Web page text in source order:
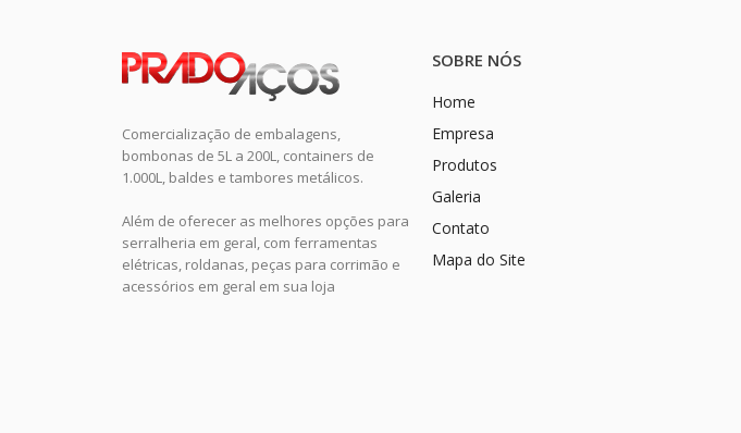
Comercialização de embalagens,
bombonas de 5L a 200L, containers de
1.000L, baldes e tambores metálicos.
Além de oferecer as melhores opções para
serralheria em geral, com ferramentas
elétricas, roldanas, peças para corrimão e
acessórios em geral em sua loja
SOBRE NÓS
Home
Empresa
Produtos
Galeria
Contato
Mapa do Site